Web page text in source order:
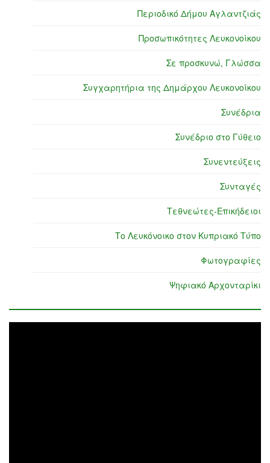
Περιοδικό Δήμου Αγλαντζιάς
Προσωπικότητες Λευκονοίκου
Σε προσκυνώ, Γλώσσα
Συγχαρητήρια της Δημάρχου Λευκονοίκου
Συνέδρια
Συνέδριο στο Γύθειο
Συνεντεύξεις
Συνταγές
Τεθνεώτες-Επικήδειοι
Το Λευκόνοικο στον Κυπριακό Τύπο
Φωτογραφίες
Ψηφιακό Αρχονταρίκι